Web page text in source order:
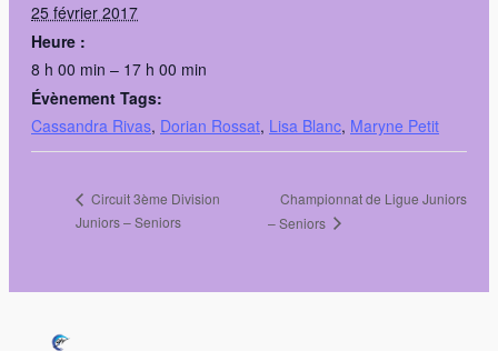
25 février 2017
Heure :
8 h 00 min – 17 h 00 min
Évènement Tags:
Cassandra Rivas, Dorian Rossat, Lisa Blanc, Maryne Petit
Circuit 3ème Division
Juniors – Seniors
Championnat de Ligue Juniors
– Seniors